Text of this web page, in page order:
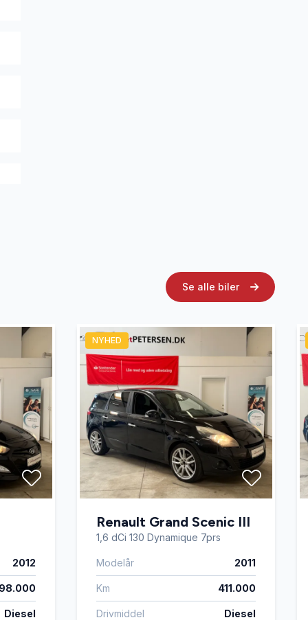
Se alle biler
2012
Diesel
NYHED
Renault Grand Scenic III
1,6 dCi 130 Dynamique 7prs
Modelår 2011
Km 411.000
Drivmiddel Diesel